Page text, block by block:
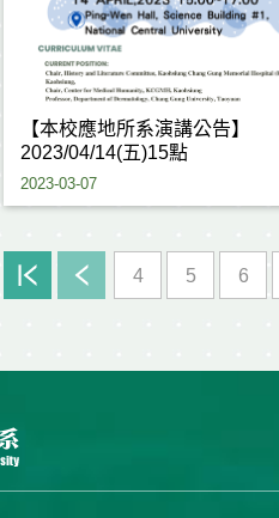
【本校應地所系演講公告】
2023/04/14(五)15點
2023-03-07
4 5 6